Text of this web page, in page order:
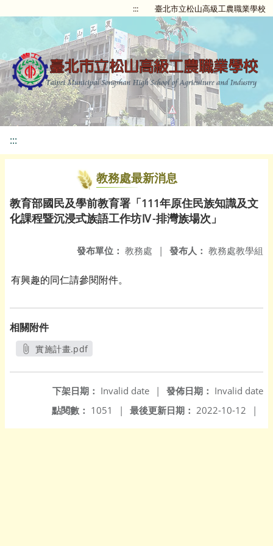
::: 臺北市立松山高級工農職業學校
:::
教務處最新消息
教育部國民及學前教育署「111年原住民族知識及文
化課程暨沉浸式族語工作坊Ⅳ-排灣族場次」
發布人： 教務處教學組
發布單位： 教務處 |
有興趣的同仁請參閱附件。
相關附件
實施計畫.pdf
發佈日期： Invalid date
下架日期： Invalid date
|
最後更新日期： 2022-10-12 |
點閱數： 1051 |